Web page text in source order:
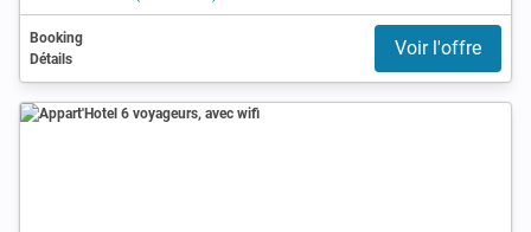
Booking
Détails
Voir l'offre